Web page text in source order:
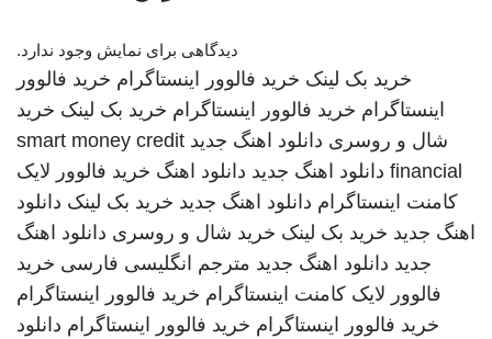
دیدگاهی برای نمایش وجود ندارد.
خرید بک لینک خرید فالوور اینستاگرام خرید فالوور
اینستاگرام خرید فالوور اینستاگرام خرید بک لینک خرید
شال و روسری دانلود اهنگ جدید smart money credit
financial دانلود اهنگ جدید دانلود اهنگ خرید فالوور لایک
کامنت اینستاگرام دانلود اهنگ جدید خرید بک لینک دانلود
اهنگ جدید خرید بک لینک خرید شال و روسری دانلود اهنگ
جدید دانلود اهنگ جدید مترجم انگلیسی فارسی خرید
فالوور لایک کامنت اینستاگرام خرید فالوور اینستاگرام
خرید فالوور اینستاگرام خرید فالوور اینستاگرام دانلود